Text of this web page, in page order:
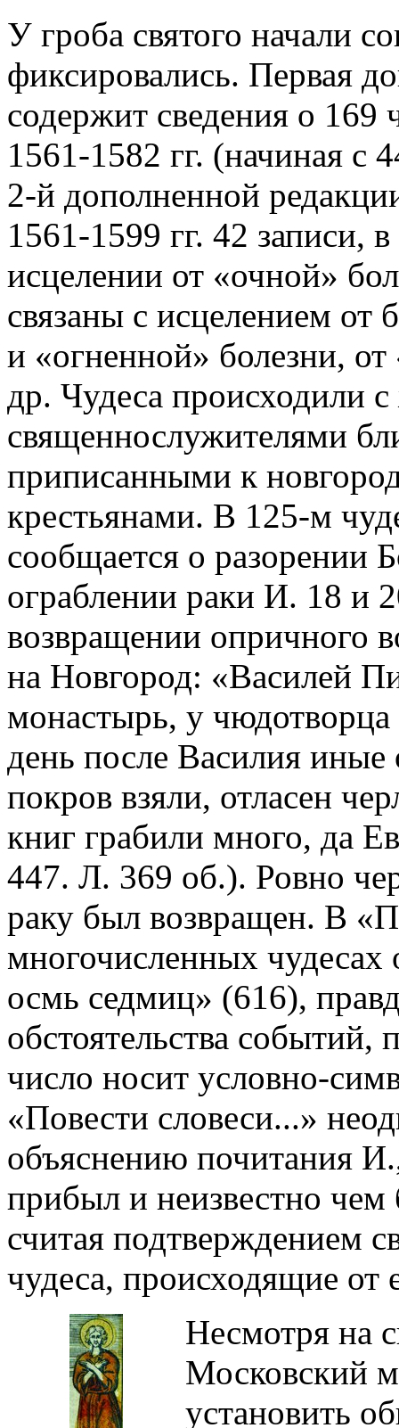
У гроба святого начали
фиксировались. Первая
содержит сведения о 169
1561-1582 гг. (начиная с
2-й дополненной
1561-1599 гг. 42 записи,
исцелении от «очной»
связаны с исцелением от
и «огненной» болезни, от
др. Чудеса происходили
священнослужителями
приписанными к
крестьянами. В 125-м
сообщается о разорении
ограблении раки И. 18 и
возвращении опричного
на Новгород: «Василей
монастырь, у чюдотворца
день после Василия
покров взяли, отласен
книг грабили много, да
447. Л. 369 об.). Ровно
раку был возвращен. В
многочисленных
осмь седмиц» (616),
обстоятельства событий,
число носит условно-
«Повести словеси...»
объяснению почитания
прибыл и неизвестно
считая подтверждением
чудеса, происходящие от
Несмотря на
Московский
установить